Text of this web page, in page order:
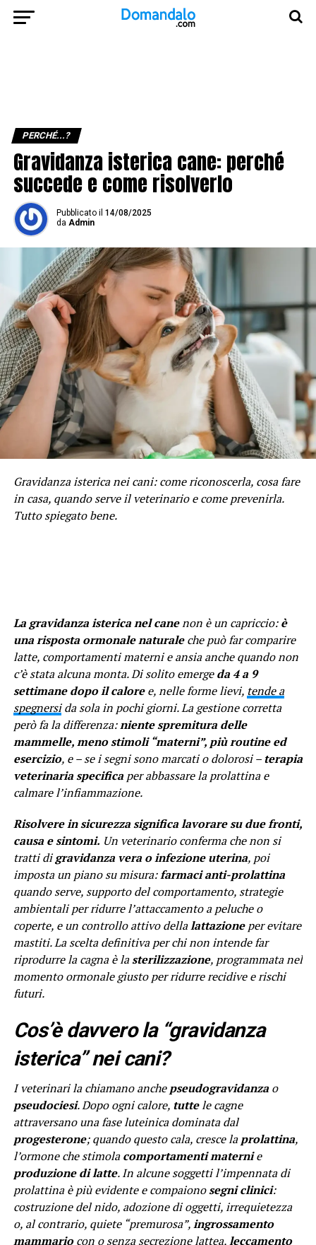
PERCHÉ...?
Gravidanza isterica cane: perché
succede e come risolverlo
Pubblicato il 14/08/2025
da Admin
Gravidanza isterica nei cani: come riconoscerla, cosa fare
in casa, quando serve il veterinario e come prevenirla.
Tutto spiegato bene.
La gravidanza isterica nel canenon è un capriccio:è
una risposta ormonale naturaleche può far comparire
latte, comportamenti materni e ansia anche quando non
c’è stata alcuna monta. Di solito emergeda 4 a 9
settimane dopo il caloree, nelle forme lievi, tende a
spegnersida sola in pochi giorni. La gestione corretta
però fa la differenza:niente spremitura delle
mammelle, meno stimoli “materni”, più routine ed
esercizio, e – se i segni sono marcati o dolorosi –terapia
veterinaria specificaper abbassare la prolattina e
calmare l’infiammazione.
Risolvere in sicurezza significa lavorare su due fronti,
causa e sintomi. Un veterinario conferma che non si
tratti digravidanza vera o infezione uterina, poi
imposta un piano su misura:farmaci anti-prolattina
quando serve, supporto del comportamento, strategie
ambientali per ridurre l’attaccamento a peluche o
coperte, e un controllo attivo dellalattazioneper evitare
mastiti. La scelta definitiva per chi non intende far
riprodurre la cagna è lasterilizzazione, programmata nel
momento ormonale giusto per ridurre recidive e rischi
futuri.
Cos’è davvero la “gravidanza
isterica” nei cani?
I veterinari la chiamano anchepseudogravidanzao
pseudociesi. Dopo ogni calore, tuttele cagne
attraversano una fase luteinica dominata dal
progesterone; quando questo cala, cresce laprolattina,
l’ormone che stimolacomportamenti maternie
produzione di latte. In alcune soggetti l’impennata di
prolattina è più evidente e compaionosegni clinici:
costruzione del nido, adozione di oggetti, irrequietezza
o, al contrario, quiete “premurosa”,ingrossamento
mammariocon o senza secrezione lattea,leccamento